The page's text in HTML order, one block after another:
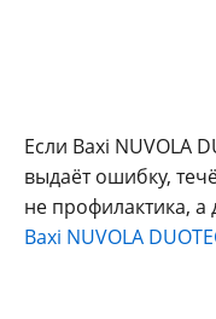
Если Baxi NUVOLA
выдаёт ошибку,
не профилактика, а
Baxi NUVOLA